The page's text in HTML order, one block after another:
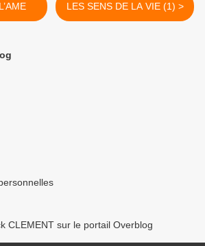
LES SENS DE LA VIE (1) >
CLEMENT sur le portail Overblog